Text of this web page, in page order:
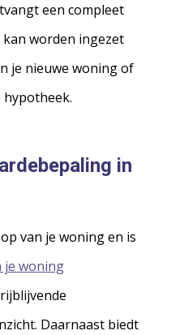
een compleet
worden ingezet
je nieuwe woning of
in
van je woning en is
je woning
Daarnaast biedt